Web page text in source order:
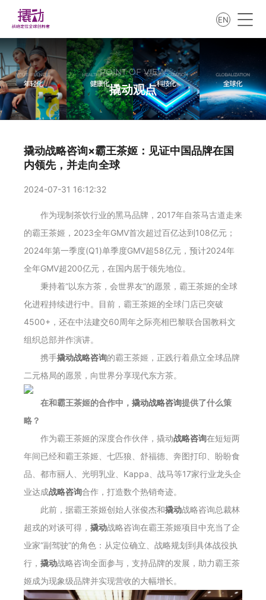
EN
POINT OF VIEW
撬动观点
撬动战略咨询×霸王茶姬：见证中国品牌在国
内领先，并走向全球
2024-07-31 16:12:32
作为现制茶饮行业的黑马品牌，2017年自茶马古道走来
的霸王茶姬，2023全年GMV首次超过百亿达到108亿元；
2024年第一季度(Q1)单季度GMV超58亿元，预计2024年
全年GMV超200亿元，在国内居于领先地位。
秉持着“以东方茶，会世界友”的愿景，霸王茶姬的全球
化进程持续进行中。目前，霸王茶姬的全球门店已突破
4500+，还在中法建交60周年之际亮相巴黎联合国教科文
组织总部并作演讲。
携手撬动战略咨询的霸王茶姬，正践行着鼎立全球品牌
二元格局的愿景，向世界分享现代东方茶。
在和霸王茶姬的合作中， 撬动战略咨询提供了什么策
略 ？
作为霸王茶姬的深度合作伙伴，撬动战略咨询在短短两
年间已经和霸王茶姬、七匹狼、舒福德、奔图打印、盼盼食
品、都市丽人、光明乳业、Kappa、战马等17家行业龙头企
业达成战略咨询合作，打造数个热销奇迹。
此前，据霸王茶姬创始人张俊杰和撬动战略咨询总裁林
超戎的对谈可得， 撬动战略咨询在霸王茶姬项目中充当了企
业家“副驾驶”的角色：从定位确立、战略规划到具体战役执
行， 撬动战略咨询全面参与，支持品牌的发展，助力霸王茶
姬成为现象级品牌并实现营收的大幅增长。